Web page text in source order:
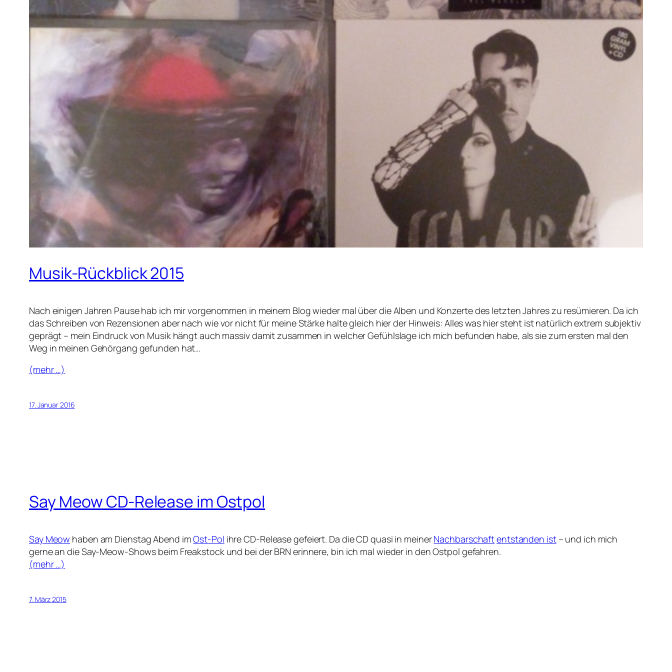
Musik-Rückblick 2015
Nach einigen Jahren Pause hab ich mir vorgenommen in meinem Blog wieder mal über die Alben und Konzerte des letzten Jahres zu resümieren. Da ich
das Schreiben von Rezensionen aber nach wie vor nicht für meine Stärke halte gleich hier der Hinweis: Alles was hier steht ist natürlich extrem subjektiv
geprägt – mein Eindruck von Musik hängt auch massiv damit zusammen in welcher Gefühlslage ich mich befunden habe, als sie zum ersten mal den
Weg in meinen Gehörgang gefunden hat…
(mehr …)
17. Januar 2016
Say Meow CD-Release im Ostpol
Say Meow haben am Dienstag Abend imOst-Pol ihre CD-Release gefeiert. Da die CD quasi in meinerNachbarschaftentstanden ist– und ich mich
gerne an die Say-Meow-Shows beim Freakstock und bei der BRN erinnere, bin ich mal wieder in den Ostpol gefahren.
(mehr …)
7. März 2015